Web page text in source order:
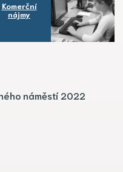
Komerční
nájmy
náměstí 2022